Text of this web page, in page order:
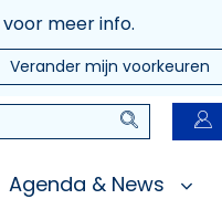
voor meer info.
Verander mijn voorkeuren
Zoeken
Agenda & News